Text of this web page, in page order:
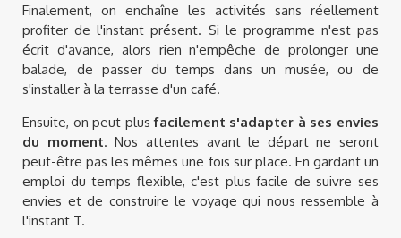
Finalement, on enchaîne les activités sans réellement
profiter de l'instant présent. Si le programme n'est pas
écrit d'avance, alors rien n'empêche de prolonger une
balade, de passer du temps dans un musée, ou de
s'installer à la terrasse d'un café.
Ensuite, on peut plus facilement s'adapter à ses envies
du moment. Nos attentes avant le départ ne seront
peut-être pas les mêmes une fois sur place. En gardant un
emploi du temps flexible, c'est plus facile de suivre ses
envies et de construire le voyage qui nous ressemble à
l'instant T.